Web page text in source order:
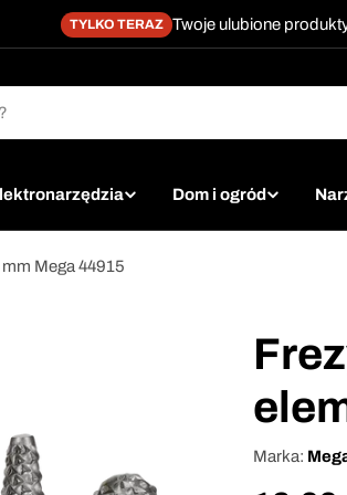
TYLKO TERAZ Twoje ulubione
Dom i ogród
Mega 44915
Marka: